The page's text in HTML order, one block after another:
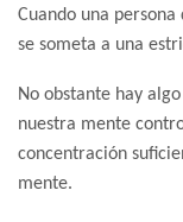
Cuando una
se someta a una
No obstante hay
nuestra mente
concentración
mente.